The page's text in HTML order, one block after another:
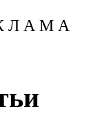
Л А М А